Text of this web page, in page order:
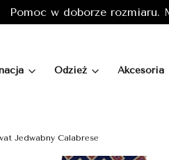
Pomoc w doborze rozmiaru.
Odzież Akcesoria
Jedwabny Calabrese